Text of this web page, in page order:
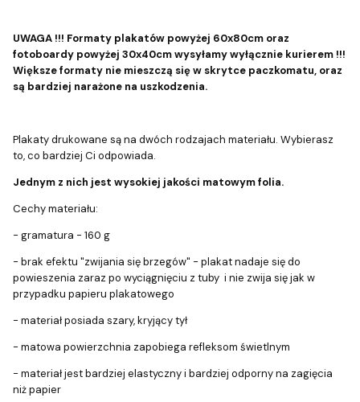
UWAGA !!! Formaty plakatów powyżej 60x80cm oraz
fotoboardy powyżej 30x40cm wysyłamy wyłącznie kurierem !!!
Większe formaty nie mieszczą się w skrytce paczkomatu, oraz
są bardziej narażone na uszkodzenia.
Plakaty drukowane są na dwóch rodzajach materiału. Wybierasz
to, co bardziej Ci odpowiada.
Jednym z nich jest wysokiej jakości matowym folia.
Cechy materiału:
- gramatura - 160 g
- brak efektu "zwijania się brzegów" - plakat nadaje się do
powieszenia zaraz po wyciągnięciu z tuby i nie zwija się jak w
przypadku papieru plakatowego
- materiał posiada szary, kryjący tył
- matowa powierzchnia zapobiega refleksom świetlnym
- materiał jest bardziej elastyczny i bardziej odporny na zagięcia
niż papier